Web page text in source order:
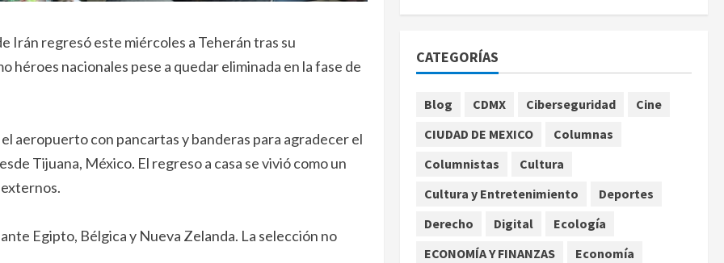
Irán regresó este miércoles a Teherán tras su
nacionales pese a quedar eliminada en la fase de
aeropuerto con pancartas y banderas para agradecer el
Tijuana, México. El regreso a casa se vivió como un
Egipto, Bélgica y Nueva Zelanda. La selección no
femeninas
agosto 6, 2026
2
Publican artículo sobre
los hijos
agosto 6, 2026
Bacterias en el semen
también condicionan el éxito
CATEGORÍAS
Blog CDMX Ciberseguridad
Cine
CIUDAD DE MEXICO
Columnas
Columnistas
Cultura
Cultura y Entretenimiento
Deportes
Derecho
Digital
Ecología
ECONOMÍA Y FINANZAS
Economía